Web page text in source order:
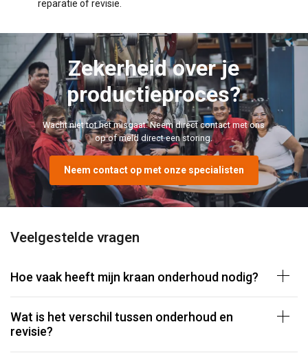
reparatie of revisie.
Zekerheid over je
productieproces?
Wacht niet tot het misgaat. Neem direct contact met ons
op of meld direct een storing.
Neem contact op met onze specialisten
Veelgestelde vragen
Hoe vaak heeft mijn kraan onderhoud nodig?
Wat is het verschil tussen onderhoud en
revisie?